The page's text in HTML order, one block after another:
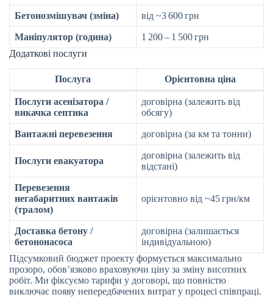
Бетонозмішувач (зміна) від ~3 600 грн
Маніпулятор (година)
1 200 – 1 500 грн
Додаткові послуги
Послуга Орієнтовна ціна
Послуги асенізатора /
викачка септика
договірна (залежить від
обсягу)
Вантажні перевезення договірна (за км та тонни)
Послуги евакуатора
договірна (залежить від
відстані)
Перевезення
негабаритних вантажів
(тралом)
орієнтовно від ~45 грн/км
Доставка бетону /
бетононасоса
договірна (залишається
індивідуальною)
Підсумковий бюджет проекту формується максимально
прозоро, обов’язково враховуючи ціну за зміну висотних
робіт. Ми фіксуємо тарифи у договорі, що повністю
виключає появу непередбачених витрат у процесі співпраці.